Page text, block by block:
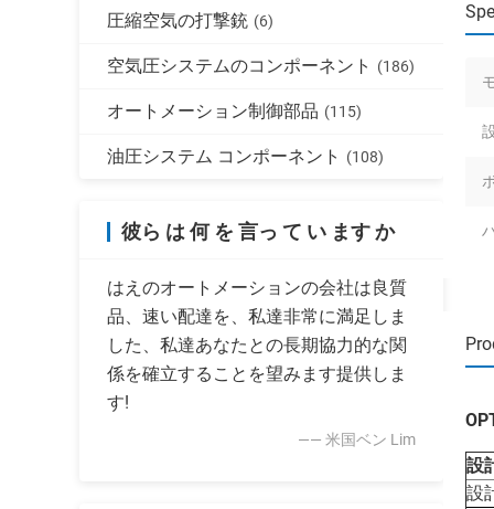
圧縮空気の打撃銃 (6)
空気圧システムのコンポーネント (186)
オートメーション制御部品 (115)
油圧システム コンポーネント (108)
彼ら は 何 を 言っ て い ます か
はえのオートメーションの会社は良質
品、速い配達を、私達非常に満足しま
した、私達あなたとの長期協力的な関
係を確立することを望みます提供しま
す!
—— 米国ベン Lim
設
設